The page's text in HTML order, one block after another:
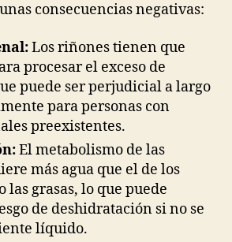
consecuencias negativas:
Los riñones tienen que
procesar el exceso de
puede ser perjudicial a largo
para personas con
preexistentes.
El metabolismo de las
más agua que el de los
las grasas, lo que puede
de deshidratación si no se
líquido.